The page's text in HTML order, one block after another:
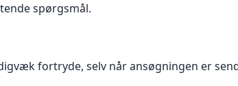
spørgsmål.
fortryde, selv når ansøgningen er